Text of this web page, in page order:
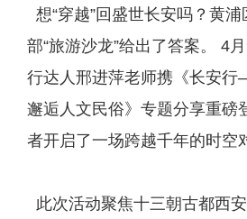
想“穿越”回盛世长安吗？黄
部“旅游沙龙”给出了答案。 4
行达人邢进萍老师携《长安
邂逅人文民俗》专题分享重磅
者开启了一场跨越千年的时空
此次活动聚焦十三朝古都西